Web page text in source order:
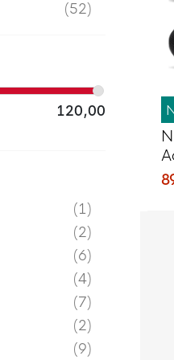
52
120,00
1
2
6
4
7
2
9